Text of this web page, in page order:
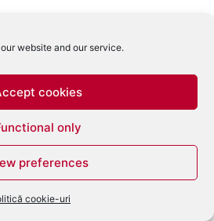
website and our service.
cookies
only
preferences
cookie-uri